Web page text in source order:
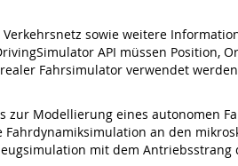
sowie weitere
API müssen Position,
Fahrsimulator verwendet
Modellierung eines autonomen
an den
mit dem